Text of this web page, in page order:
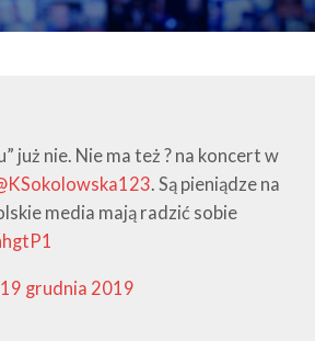
już nie. Nie ma też ? na koncert w
. Są pieniądze na
media mają radzić sobie
19 grudnia 2019